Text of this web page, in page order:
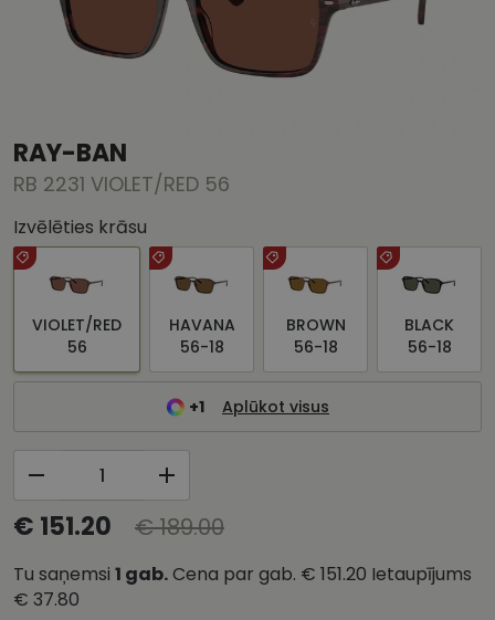
RAY-BAN
RB 2231 VIOLET/RED 56
Izvēlēties krāsu
VIOLET/RED
56
HAVANA
56-18
BROWN
56-18
BLACK
56-18
+1 Aplūkot visus
€ 151.20 € 189.00
Tu saņemsi 1 gab.Cena par gab. € 151.20 Ietaupījums
€ 37.80